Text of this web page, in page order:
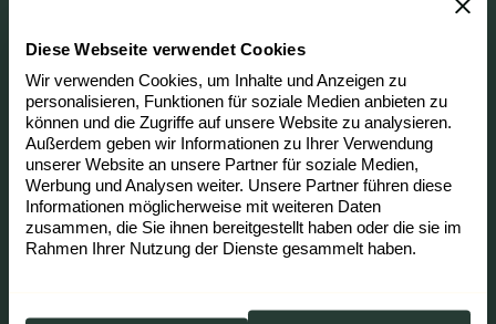
Diese Webseite verwendet Cookies
Wir verwenden Cookies, um Inhalte und Anzeigen zu
personalisieren, Funktionen für soziale Medien anbieten zu
können und die Zugriffe auf unsere Website zu analysieren.
Außerdem geben wir Informationen zu Ihrer Verwendung
unserer Website an unsere Partner für soziale Medien,
Werbung und Analysen weiter. Unsere Partner führen diese
Informationen möglicherweise mit weiteren Daten
zusammen, die Sie ihnen bereitgestellt haben oder die sie im
Rahmen Ihrer Nutzung der Dienste gesammelt haben.
zusammenfassende Kurzdarstellung wesentlicher
Merkmale des Fonds. Als Finanzanlagenvermittler nach §
34f GewO vermitteln wir auf Wunsch den Erwerb von
Anteilen des Fixed Income One. Für eine individuelle
Anlageberatung wenden Sie sich bitte an Ihre Hausbank
oder einen qualifizierten, unabhängigen Anlageberater.
Bei unserer Arbeit greifen wir neben Unterlagen der
Liechtensteinischen Landesbank (Österreich) KVG auch
Landesbank (Österreich) KVG bzw. der